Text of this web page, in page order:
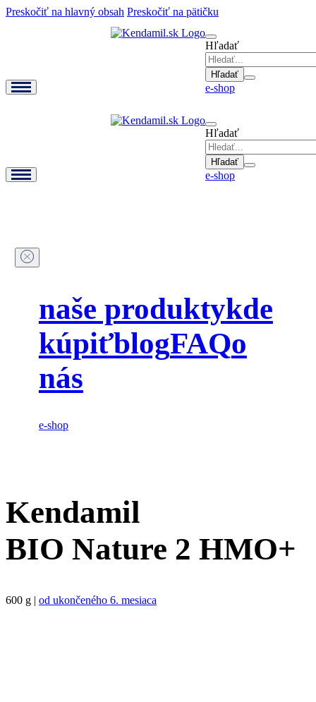
Preskočiť na hlavný obsah Preskočiť na pätičku
Hľadať
e-shop
Hľadať
e-shop
naše produktykde
kúpiťblogFAQo
nás
e-shop
Kendamil
BIO Nature 2 HMO+
600 g | od ukončeného 6. mesiaca